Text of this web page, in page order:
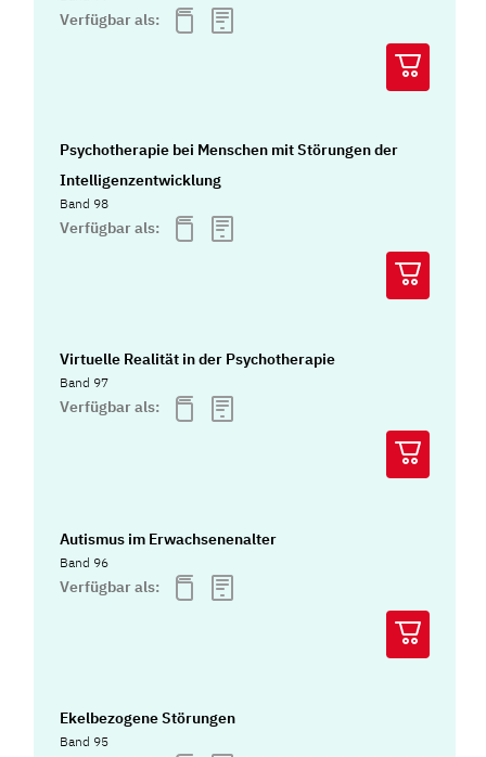
Verfügbar als:
Psychotherapie bei Menschen mit Störungen der
Intelligenzentwicklung
Band 98
Verfügbar als:
Virtuelle Realität in der Psychotherapie
Band 97
Verfügbar als:
Autismus im Erwachsenenalter
Band 96
Verfügbar als:
Ekelbezogene Störungen
Band 95